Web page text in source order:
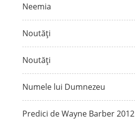
Neemia
Noutăți
Noutăți
Numele lui Dumnezeu
Predici de Wayne Barber 2012